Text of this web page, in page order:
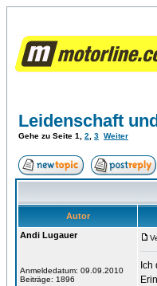
Leidenschaft
Gehe zu Seite 1 2 3 Weiter
Autor
Andi Lugauer
Anmeldedatum: 09.09.2010
Beiträge: 1896